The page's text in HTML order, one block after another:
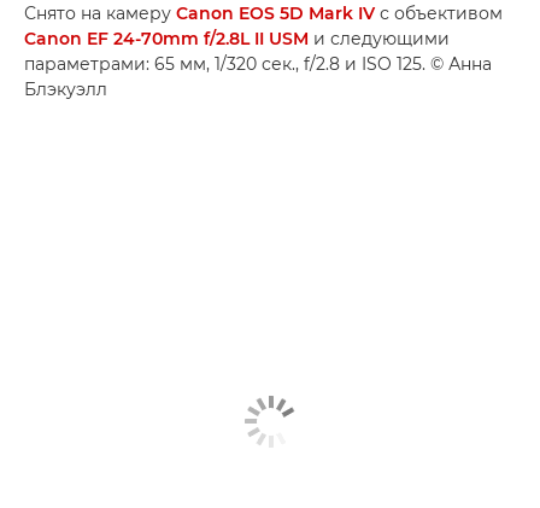
Снято на камеру Canon EOS 5D Mark IV с объективом
Canon EF 24-70mm f/2.8L II USM и следующими
параметрами: 65 мм, 1/320 сек., f/2.8 и ISO 125. © Анна
Блэкуэлл